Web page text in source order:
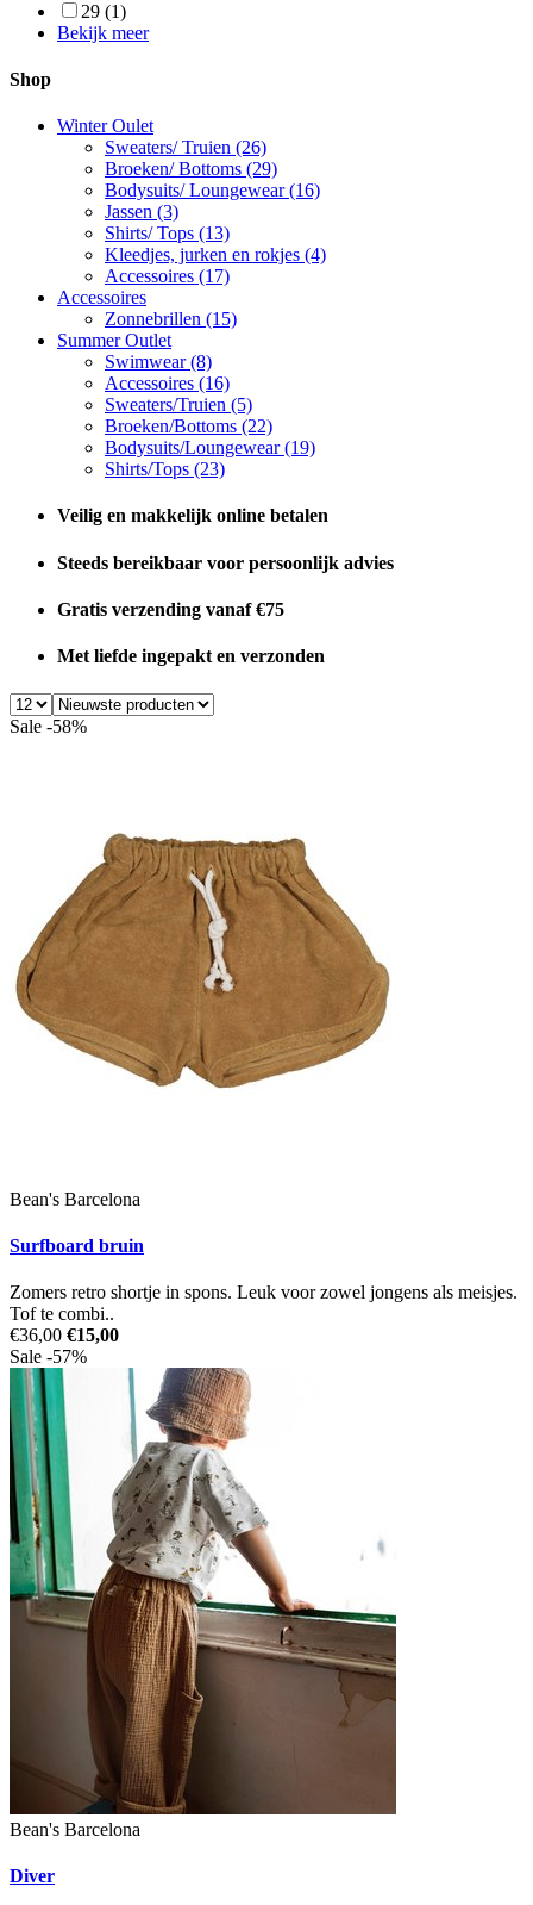
29 (1)
Bekijk meer
Shop
Winter Oulet
Sweaters/ Truien (26)
Broeken/ Bottoms (29)
Bodysuits/ Loungewear(16)
Jassen (3)
Shirts/ Tops (13)
Kleedjes, jurken en rokjes (4)
Accessoires (17)
Accessoires
Zonnebrillen (15)
Summer Outlet
Swimwear(8)
Accessoires (16)
Sweaters/Truien (5)
Broeken/Bottoms (22)
Bodysuits/Loungewear(19)
Shirts/Tops (23)
Veilig en makkelijk online betalen
Steeds bereikbaar voor persoonlijk advies
Gratis verzending vanaf €75
Met liefde ingepakt en verzonden
Sale -58%
Bean's Barcelona
Surfboard bruin
Zomers retro shortje in spons. Leuk voor zowel jongens als meisjes.
Tof te combi..
€36,00 €15,00
Sale -57%
Bean's Barcelona
Diver